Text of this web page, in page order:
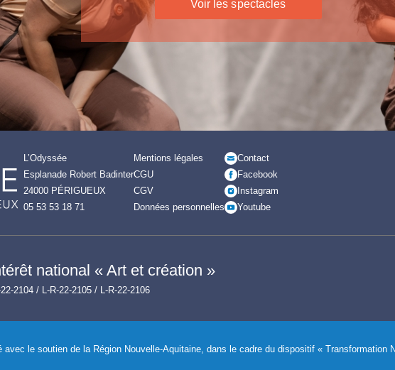
Voir les spectacles
L’Odyssée
Esplanade Robert Badinter
24000 PÉRIGUEUX
05 53 53 18 71
Mentions légales
CGU
CGV
Données personnelles
Contact
Facebook
Instagram
Youtube
national « Art et création »
2104 / L-R-22-2105 / L-R-22-2106
le soutien de la Région Nouvelle-Aquitaine, dans le cadre du dispositif « Transformation